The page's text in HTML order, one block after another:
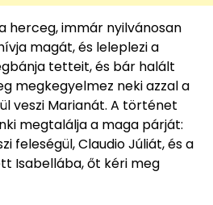
herceg, immár nyilvánosan
magát, és leleplezi a
tetteit, és bár halált
megkegyelmez neki azzal a
veszi Marianát. A történet
megtalálja a maga párját:
feleségül, Claudio Júliát, és a
Isabellába, őt kéri meg